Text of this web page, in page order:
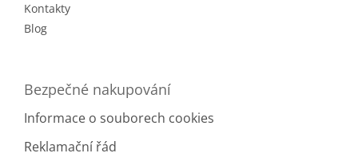
Kontakty
Blog
Bezpečné nakupování
Informace o souborech cookies
Reklamační řád